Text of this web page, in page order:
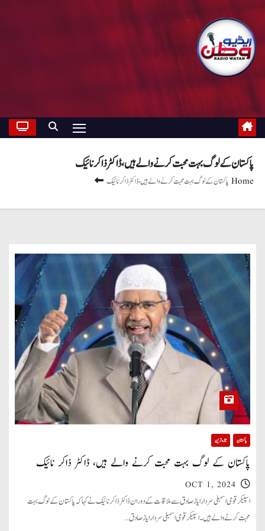
پاکستان کے لوگ بہت محبت کرنے والے ہیں، ڈاکٹر ذاکر نائیک
Homeپاکستان کے لوگ بہت محبت کرنے والے ہیں، ڈاکٹر ذاکر نائیک
پاکستان تازہ ترین
پاکستان کے لوگ بہت محبت کرنے والے ہیں، ڈاکٹر ذاکر نائیک
OCT 1, 2024
اسپیکر قومی اسمبلی سردار ایاز صادق سے ملاقات کے دوران ڈاکٹر ذاکر نائیک نے کہا کہ پاکستان کے لوگ بہت
محبت کرنے والے ہیں۔ اسپیکر قومی اسمبلی سردار ایاز صادق…